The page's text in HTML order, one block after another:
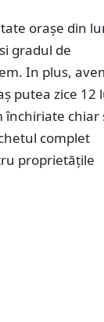
orașe din
gradul de
In plus,
putea zice 12
închiriate chiar
complet
proprietățile